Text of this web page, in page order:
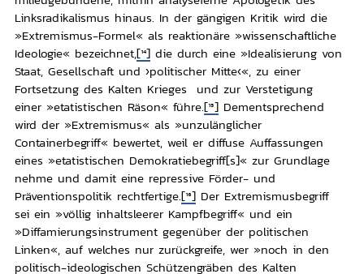
Linksradikalismus hinaus. In der gängigen Kritik wird die
»Extremismus-Formel« als reaktionäre »wissenschaftliche
Ideologie« bezeichnet,[14]die durch eine »Idealisierung von
Staat, Gesellschaft und ›politischer Mitte‹«, zu einer
Fortsetzung des Kalten Krieges und zur Verstetigung
einer »etatistischen Räson« führe.[15]Dementsprechend
wird der »Extremismus« als »unzulänglicher
Containerbegriff« bewertet, weil er diffuse Auffassungen
eines »etatistischen Demokratiebegriff[s]« zur Grundlage
nehme und damit eine repressive Förder- und
Präventionspolitik rechtfertige.[16]Der Extremismusbegriff
sei ein »völlig inhaltsleerer Kampfbegriff« und ein
»Diffamierungsinstrument gegenüber der politischen
Linken«, auf welches nur zurückgreife, wer »noch in den
politisch-ideologischen Schützengräben des Kalten